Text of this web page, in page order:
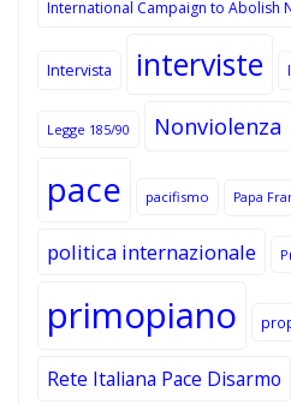
International Campaign to Abolish
Intervista interviste
Legge 185/90 Nonviolenza
pace pacifismo Papa
politica internazionale
primopiano
Rete Italiana Pace Disarmo